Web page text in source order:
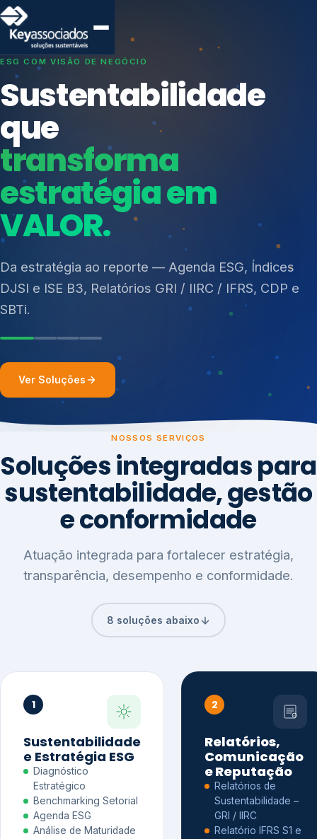
SISTEMAS DE GESTÃO OTIMIZADOS E INTEGRADOS
Conformidade que
protege seu
negócio.
Consultoria, auditoria e treinamentos em ISO 27001,
ISO 27701, ISO 42001, ISO 37001, ISO 9001, ISO
14001, ISO 45001, ONA e PNQ — Gestão de
resíduos sólidos (PGRS/PMGRS).
Índices de Mercado
Mudanças Climáticas
Reputação e Cadeia
Reporte Regulatório
Ver Soluções
NOSSOS SERVIÇOS
Soluções integradas para
sustentabilidade, gestão
e conformidade
Atuação integrada para fortalecer estratégia,
transparência, desempenho e conformidade.
8 soluções abaixo
1
Sustentabilidade
e Estratégia ESG
Diagnóstico
Estratégico
Benchmarking Setorial
Agenda ESG
Análise de Maturidade
2
Relatórios,
Comunicação
e Reputação
Relatórios de
Sustentabilidade –
GRI / IIRC
Relatório IFRS S1 e